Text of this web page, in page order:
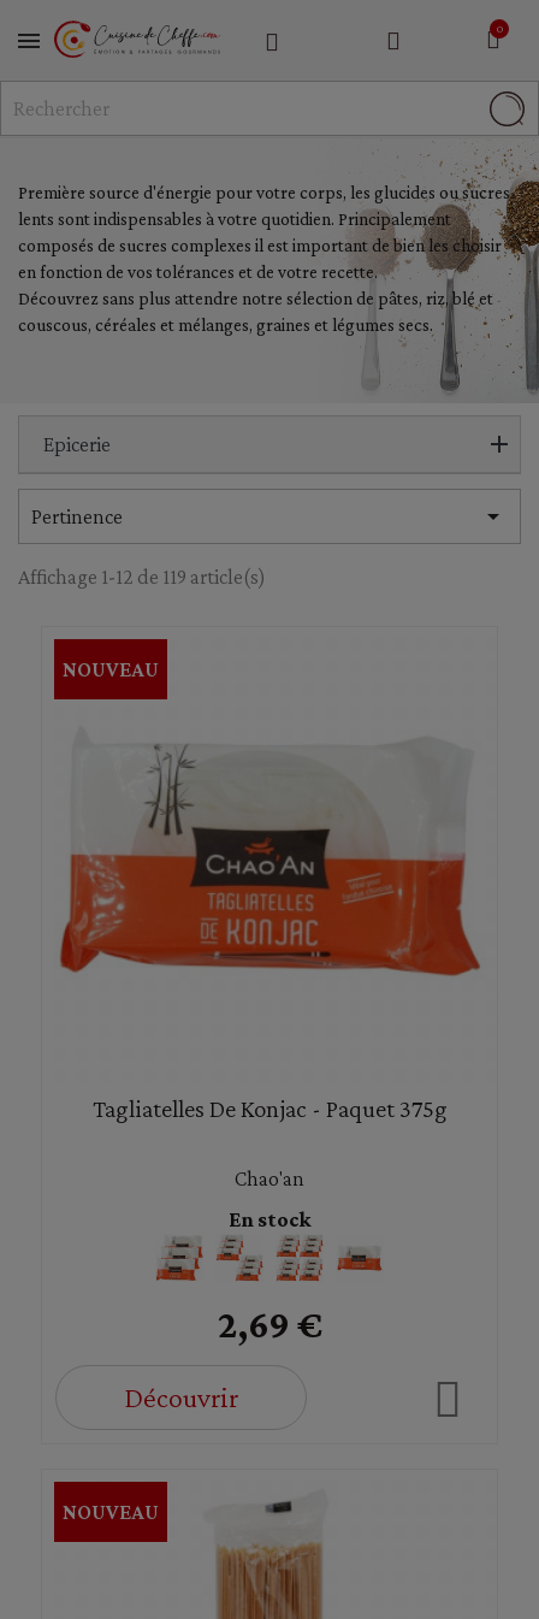
MENU
Première source d'énergie pour votre corps, les glucides ou sucres
lents sont indispensables à votre quotidien. Principalement
composés de sucres complexes il est important de bien les choisir
en fonction de vos tolérances et de votre recette.
Découvrez sans plus attendre notre sélection de pâtes, riz, blé et
couscous, céréales et mélanges, graines et légumes secs.
Epicerie
Pertinence 
Affichage 1-12 de 119 article(s)
Tagliatelles De Konjac - Paquet 375g
Chao'an
En stock
2,69 €
Découvrir
NOUVEAU
NOUVEAU